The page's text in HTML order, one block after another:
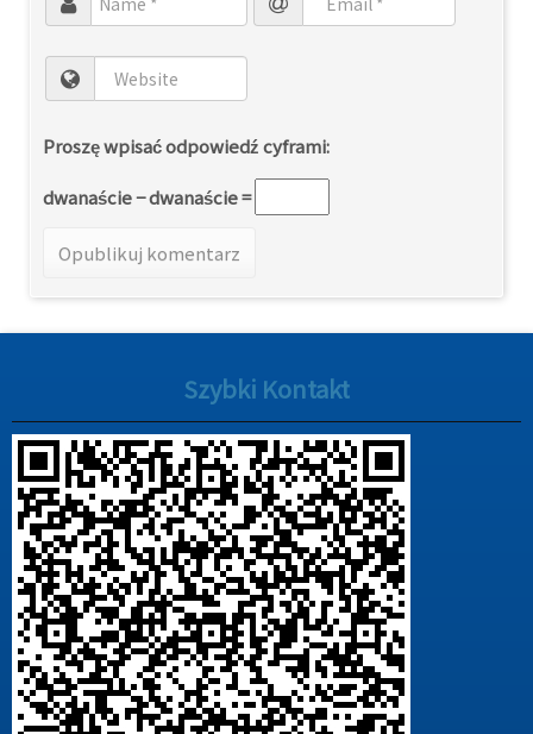
Proszę wpisać odpowiedź cyframi:
dwanaście − dwanaście =
Szybki Kontakt